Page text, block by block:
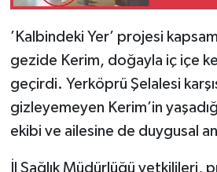
’Kalbindeki Yer’ projesi
gezide Kerim, doğayla iç içe
geçirdi. Yerköprü Şelalesi
gizleyemeyen Kerim’in
ekibi ve ailesine de duygusal
İl Sağlık Müdürlüğü yetkilileri,